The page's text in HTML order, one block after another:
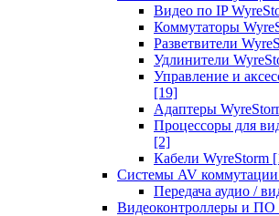
Видео по IP
Коммутаторы
Разветвители
Удлинители
Управление и
[19]
Адаптеры
Процессоры для
[2]
Кабели WyreStorm
Системы AV коммутации
Передача аудио /
Видеоконтроллеры и ПО